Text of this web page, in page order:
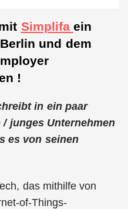
Simplifa ein
und dem
!
in ein paar
junges Unternehmen
es von seinen
das mithilfe von
of-Things-